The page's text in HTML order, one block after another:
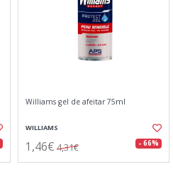
Williams gel de afeitar 75ml
WILLIAMS
1,46€ 4,31€ - 66%